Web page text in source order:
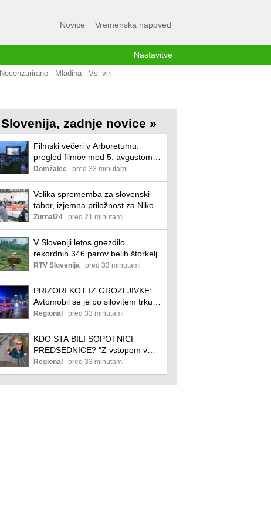
Novice Vremenska napoved
Nastavitve
Necenzurirano Mladina Vsi viri
Slovenija, zadnje novice »
Filmski večeri v Arboretumu:
pregled filmov med 5. avgustom in
8. avgustom
Domžalec pred 33 minutami
Velika sprememba za slovenski
tabor, izjemna priložnost za Niko
in Domna!
Zurnal24 pred 21 minutami
V Sloveniji letos gnezdilo
rekordnih 346 parov belih štorkelj
RTV Slovenija pred 33 minutami
PRIZORI KOT IZ GROZLJIVKE:
Avtomobil se je po silovitem trku
prepolovil, ena oseba umrla
(FOTO)
Regional pred 33 minutami
KDO STA BILI SOPOTNICI
PREDSEDNICE? "Z vstopom v
vozilo sta postali javni osebi"
Regional pred 33 minutami